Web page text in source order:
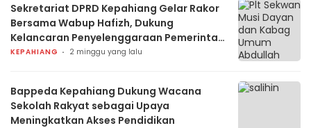
Sekretariat DPRD Kepahiang Gelar Rakor
Bersama Wabup Hafizh, Dukung
Kelancaran Penyelenggaraan Pemerintah
Daerah
KEPAHIANG 2 minggu yang lalu
Bappeda Kepahiang Dukung Wacana
Sekolah Rakyat sebagai Upaya
Meningkatkan Akses Pendidikan